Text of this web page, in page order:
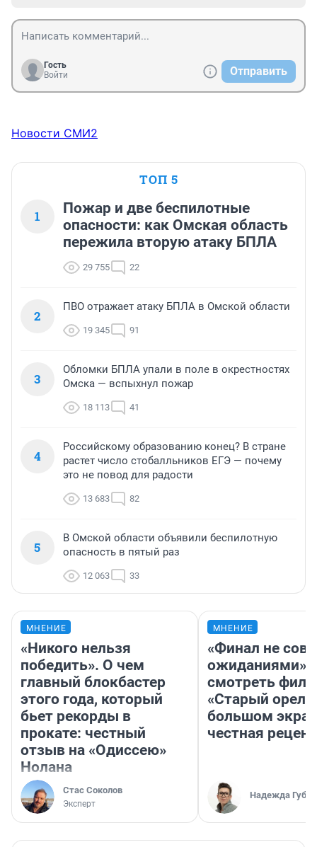
Гость
Войти
Отправить
Новости СМИ2
ТОП 5
1
Пожар и две беспилотные
опасности: как Омская область
пережила вторую атаку БПЛА
29 755 22
2
ПВО отражает атаку БПЛА в Омской области
19 345 91
3
Обломки БПЛА упали в поле в окрестностях
Омска — вспыхнул пожар
18 113 41
4
Российскому образованию конец? В стране
растет число стобалльников ЕГЭ — почему
это не повод для радости
13 683 82
5
В Омской области объявили беспилотную
опасность в пятый раз
12 063 33
МНЕНИЕ
«Никого нельзя
победить». О чем
главный блокбастер
этого года, который
бьет рекорды в
прокате: честный
отзыв на «Одиссею»
Нолана
Стас Соколов
Эксперт
МНЕНИЕ
«Финал не
ожиданиями»:
смотреть
«Старый орел»
большом
честная
Надежда